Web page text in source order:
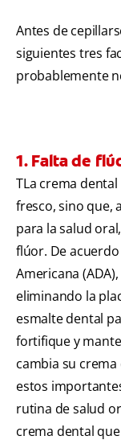
Antes de
siguientes tres
probablemente
1. Falta de
TLa crema
fresco, sino que,
para la salud
flúor. De
Americana
eliminando la
esmalte dental
fortifique y
cambia su
estos
rutina de salud
crema dental